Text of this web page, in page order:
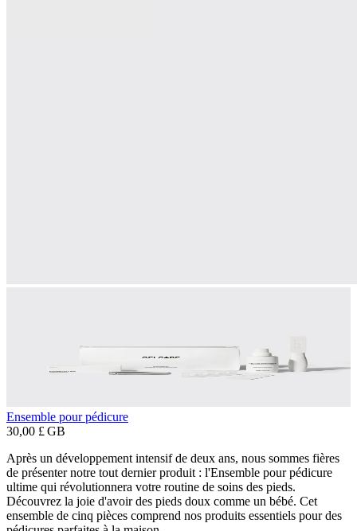
Ensemble pour pédicure
30,00 £ GB
Après un développement intensif de deux ans, nous sommes fières
de présenter notre tout dernier produit : l'Ensemble pour pédicure
ultime qui révolutionnera votre routine de soins des pieds.
Découvrez la joie d'avoir des pieds doux comme un bébé. Cet
ensemble de cinq pièces comprend nos produits essentiels pour des